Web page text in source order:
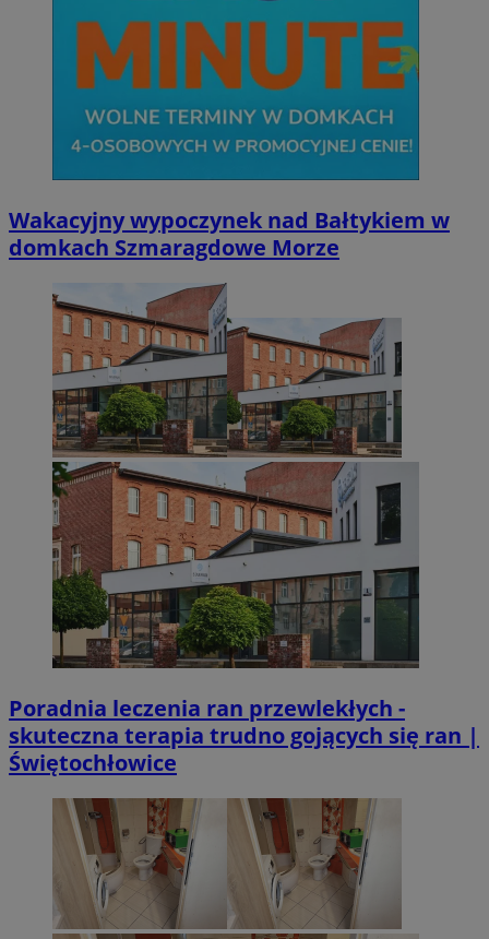
Wakacyjny wypoczynek nad Bałtykiem w
domkach Szmaragdowe Morze
Poradnia leczenia ran przewlekłych -
skuteczna terapia trudno gojących się ran |
Świętochłowice